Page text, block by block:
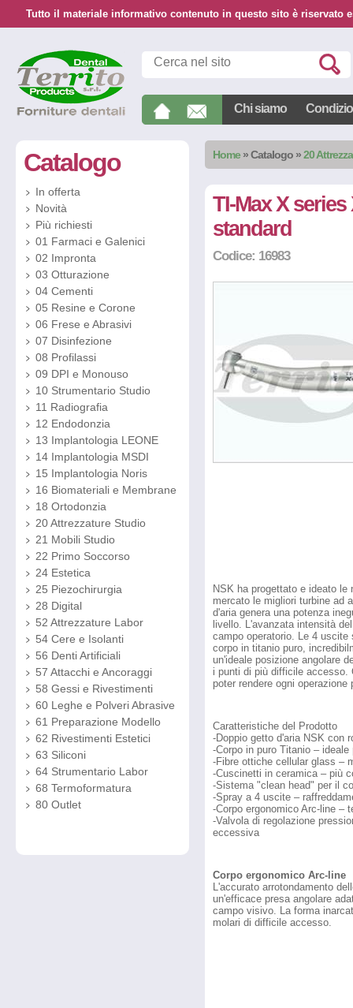
Tutto il materiale informativo contenuto in questo sito è riservato
Chi siamo
Home »Catalogo »20
Catalogo
In offerta
Novità
Più richiesti
01 Farmaci e Galenici
02 Impronta
03 Otturazione
04 Cementi
05 Resine e Corone
06 Frese e Abrasivi
07 Disinfezione
08 Profilassi
09 DPI e Monouso
10 Strumentario Studio
11 Radiografia
12 Endodonzia
13 Implantologia LEONE
14 Implantologia MSDI
15 Implantologia Noris
16 Biomateriali e Membrane
18 Ortodonzia
20 Attrezzature Studio
21 Mobili Studio
22 Primo Soccorso
24 Estetica
25 Piezochirurgia
28 Digital
52 Attrezzature Labor
54 Cere e Isolanti
56 Denti Artificiali
57 Attacchi e Ancoraggi
58 Gessi e Rivestimenti
60 Leghe e Polveri Abrasive
61 Preparazione Modello
62 Rivestimenti Estetici
63 Siliconi
64 Strumentario Labor
68 Termoformatura
80 Outlet
TI-Max X
standard
Codice: 16983
NSK ha progettato e ideato
mercato le migliori turbine ad
d'aria genera una potenza
livello. L'avanzata intensità
campo operatorio. Le 4
corpo in titanio puro,
un'ideale posizione angolare
i punti di più difficile accesso.
poter rendere ogni
Caratteristiche del Prodotto
-Doppio getto d'aria NSK con
-Corpo in puro Titanio –
-Fibre ottiche cellular glass –
-Cuscinetti in ceramica – più
-Sistema "clean head" per il
-Spray a 4 uscite –
-Corpo ergonomico Arc-line –
-Valvola di regolazione
eccessiva
Corpo ergonomico Arc-line
L'accurato arrotondamento
un'efficace presa angolare
campo visivo. La forma
molari di difficile accesso.